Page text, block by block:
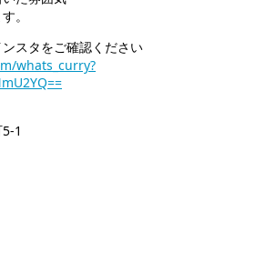
。
スタをご確認ください
whats_curry?
1